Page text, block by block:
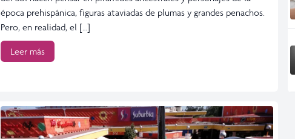
época prehispánica, figuras ataviadas de plumas y grandes penachos.
Pero, en realidad, el […]
Leer más